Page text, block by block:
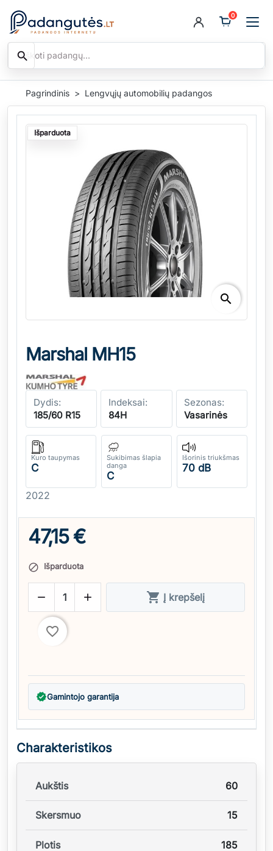
Ieškoti
search
0
Pagrindinis Lengvųjų automobilių padangos
Išparduota
search
Marshal MH15
Dydis:
185/60 R15
Indeksai:
84H
Sezonas:
Vasarinės
Kuro taupymas
C
Sukibimas šlapia
danga
C
Išorinis triukšmas
70 dB
2022
47,15 €
 Išparduota
   Į krepšelį
favorite_border
verifiedGamintojo garantija
Charakteristikos
Aukštis 60
Skersmuo 15
Plotis 185